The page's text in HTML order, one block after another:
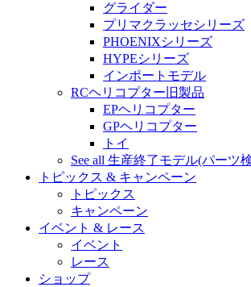
グライダー
プリマクラッセシリーズ
PHOENIXシリーズ
HYPEシリーズ
インポートモデル
RCヘリコプター旧製品
EPヘリコプター
GPヘリコプター
トイ
See all 生産終了モデル(パーツ
トピックス & キャンペーン
トピックス
キャンペーン
イベント & レース
イベント
レース
ショップ